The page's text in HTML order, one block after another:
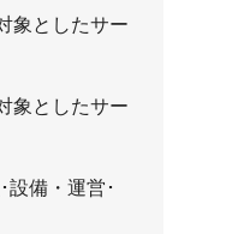
象としたサー
象としたサー
設備・運営･